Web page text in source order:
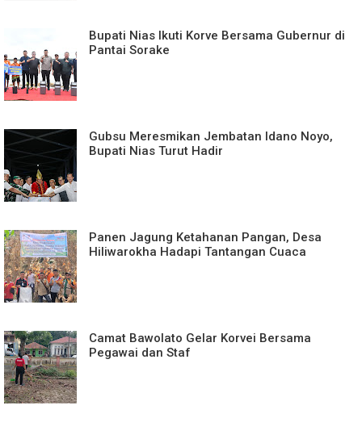
Bupati Nias Ikuti Korve Bersama Gubernur di
Pantai Sorake
Gubsu Meresmikan Jembatan Idano Noyo,
Bupati Nias Turut Hadir
Panen Jagung Ketahanan Pangan, Desa
Hiliwarokha Hadapi Tantangan Cuaca
Camat Bawolato Gelar Korvei Bersama
Pegawai dan Staf